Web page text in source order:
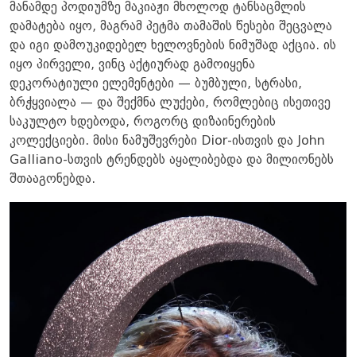
მანამდე პოდიუმზე მაკიაჟი მხოლოდ ტანსაცმლის
დამატება იყო, მაგრამ პეტმა თამაშის წესები შეცვალა
და იგი დამოუკიდებელ ხელოვნების ნიმუშად აქცია. ის
იყო პირველი, ვინც აქტიურად გამოიყენა
დეკორატიული ელემენტები — ბუმბული, სტრასი,
ბრჭყვიალა — და შექმნა ლუქები, რომლებიც ისეთივე
საკულტო ხდებოდა, როგორც დიზაინერების
კოლექციები. მისი ნამუშევრები Dior-ისთვის და John
Galliano-სთვის ტრენდებს აყალიბებდა და მილიონებს
შთააგონებდა.